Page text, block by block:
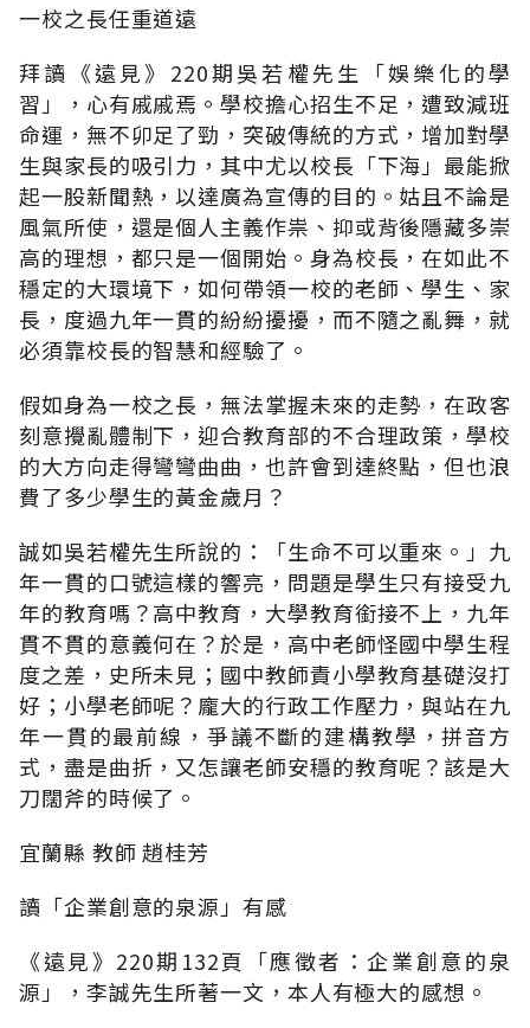
一校之長任重道遠
拜讀《遠見》220期吳若權先生「娛樂化的學
習」，心有戚戚焉。學校擔心招生不足，遭致減班
命運，無不卯足了勁，突破傳統的方式，增加對學
生與家長的吸引力，其中尤以校長「下海」最能掀
起一股新聞熱，以達廣為宣傳的目的。姑且不論是
風氣所使，還是個人主義作祟、抑或背後隱藏多崇
高的理想，都只是一個開始。身為校長，在如此不
穩定的大環境下，如何帶領一校的老師、學生、家
長，度過九年一貫的紛紛擾擾，而不隨之亂舞，就
必須靠校長的智慧和經驗了。
假如身為一校之長，無法掌握未來的走勢，在政客
刻意攪亂體制下，迎合教育部的不合理政策，學校
的大方向走得彎彎曲曲，也許會到達終點，但也浪
費了多少學生的黃金歲月？
誠如吳若權先生所說的：「生命不可以重來。」九
年一貫的口號這樣的響亮，問題是學生只有接受九
年的教育嗎？高中教育，大學教育銜接不上，九年
貫不貫的意義何在？於是，高中老師怪國中學生程
度之差，史所未見；國中教師責小學教育基礎沒打
好；小學老師呢？龐大的行政工作壓力，與站在九
年一貫的最前線，爭議不斷的建構教學，拼音方
式，盡是曲折，又怎讓老師安穩的教育呢？該是大
刀闊斧的時候了。
宜蘭縣 教師 趙桂芳
讀「企業創意的泉源」有感
《遠見》220期132頁「應徵者：企業創意的泉
源」，李誠先生所著一文，本人有極大的感想。